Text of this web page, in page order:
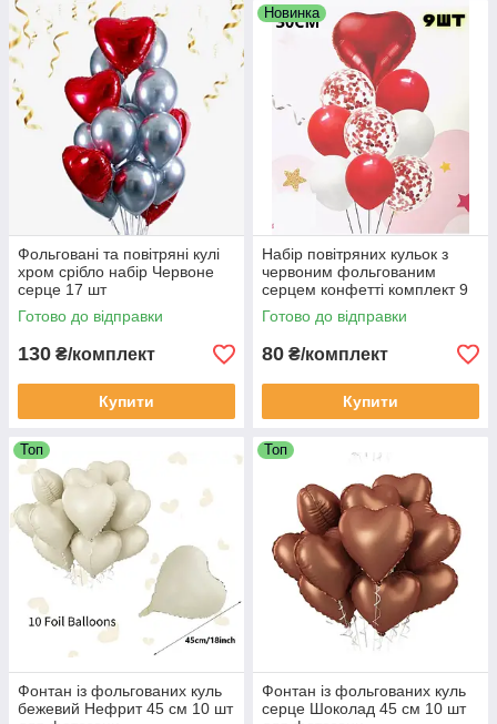
Фольговані та повітряні кулі
хром срібло набір Червоне
серце 17 шт
Готово до відправки
130 ₴/комплект
Купити
Новинка
Набір повітряних кульок з
червоним фольгованим
серцем конфетті комплект 9
шт
Готово до відправки
80 ₴/комплект
Купити
Топ
Фонтан із фольгованих куль
бежевий Нефрит 45 см 10 шт
Топ
Фонтан із фольгованих куль
серце Шоколад 45 см 10 шт